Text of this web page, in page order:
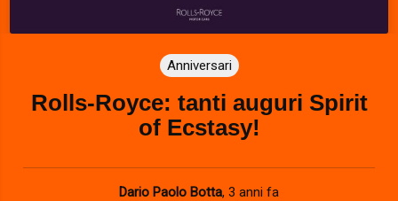
Anniversari
Rolls-Royce: tanti auguri Spirit
of Ecstasy!
Dario Paolo Botta, 3 anni fa